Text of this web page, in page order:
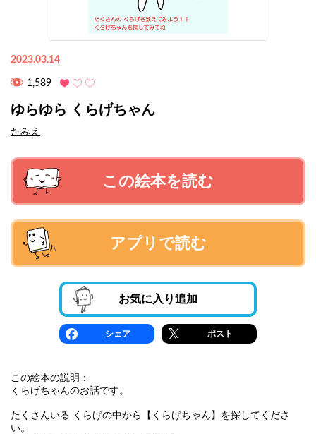
2023.03.14
1,589
ゆらゆら くらげちゃん
たみえ
この絵本を読む
アプリで読む
お気に入り追加
シェア ポスト
この絵本の説明：
くらげちゃんのお話です。
たくさんいる くらげの中から【くらげちゃん】を探してくださ
い。